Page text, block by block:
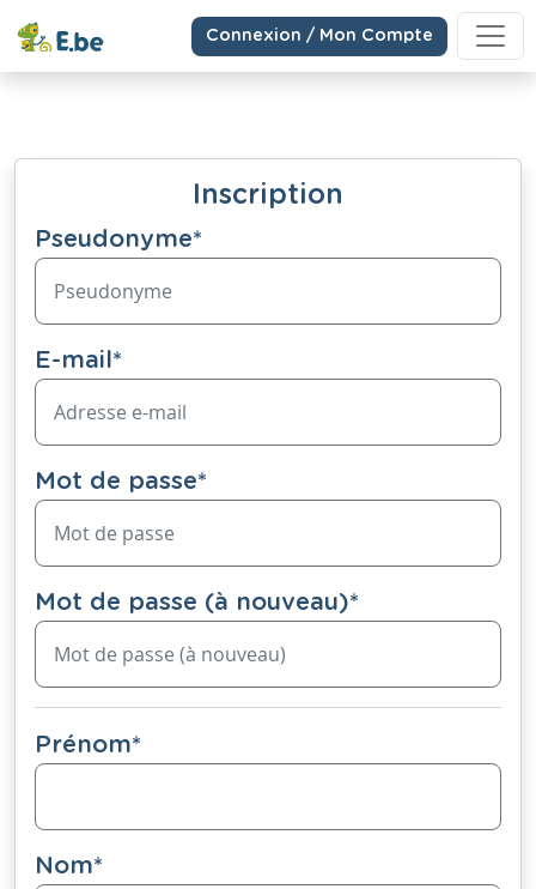
Connexion / Mon Compte
Inscription
Pseudonyme*
E-mail*
Mot de passe*
Mot de passe (à nouveau)*
Prénom*
Nom*